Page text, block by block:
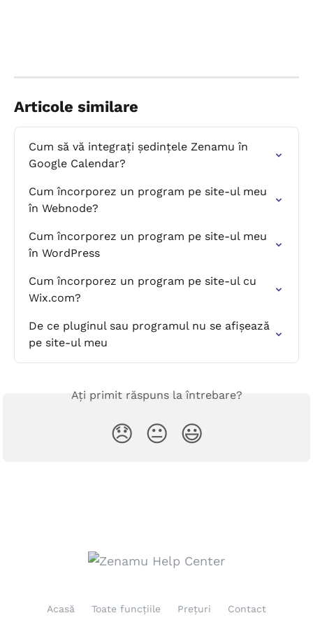
Articole similare
Cum să vă integrați ședințele Zenamu în
Google Calendar?
Cum încorporez un program pe site-ul meu
în Webnode?
Cum încorporez un program pe site-ul meu
în WordPress
Cum încorporez un program pe site-ul cu
Wix.com?
De ce pluginul sau programul nu se afișează
pe site-ul meu
Ați primit răspuns la întrebare?
😞 😐 😃
Acasă Toate funcțiile Prețuri Contact